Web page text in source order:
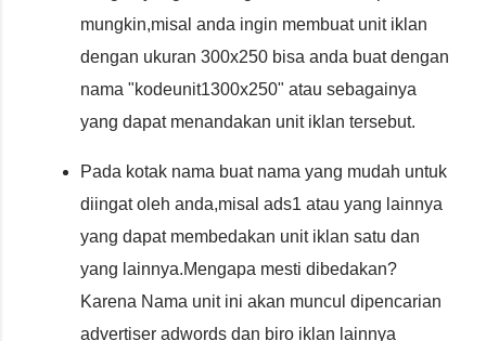
mungkin,misal anda ingin membuat unit iklan
dengan ukuran 300x250 bisa anda buat dengan
nama "kodeunit1300x250" atau sebagainya
yang dapat menandakan unit iklan tersebut.
Pada kotak nama buat nama yang mudah untuk
diingat oleh anda,misal ads1 atau yang lainnya
yang dapat membedakan unit iklan satu dan
yang lainnya.Mengapa mesti dibedakan?
Karena Nama unit ini akan muncul dipencarian
advertiser adwords dan biro iklan lainnya